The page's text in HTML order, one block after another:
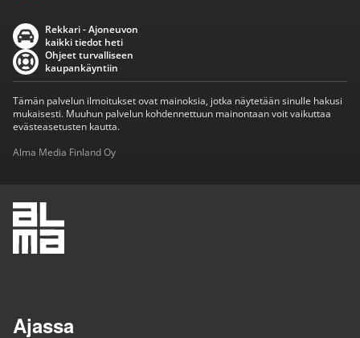
Rekkari - Ajoneuvon
kaikki tiedot heti
Ohjeet turvalliseen
kaupankäyntiin
Tämän palvelun ilmoitukset ovat mainoksia, jotka näytetään sinulle hakusi
mukaisesti. Muuhun palvelun kohdennettuun mainontaan voit vaikuttaa
evästeasetusten kautta.
Alma Media Finland Oy